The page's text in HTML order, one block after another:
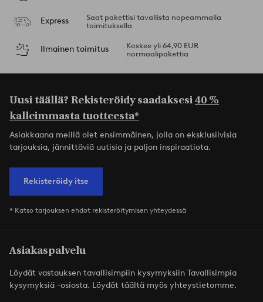
Express
Saat pakettisi tavallista nopeammalla
toimituksella
Ilmainen toimitus
Koskee yli 64,90 EUR
normaalipakettia
Uusi täällä? Rekisteröidy saadaksesi40 %
kalleimmasta tuotteesta*
Asiakkaana meillä olet ensimmäinen, jolla on eksklusiivisia
tarjouksia, jännittäviä uutisia ja paljon inspiraatiota.
Rekisteröidy itse
* Katso tarjouksen ehdot rekisteröitymisen yhteydessä
Asiakaspalvelu
Löydät vastauksen tavallisimpiin kysymyksiin Tavallisimpia
kysymyksiä -osiosta. Löydät täältä myös yhteystietomme.